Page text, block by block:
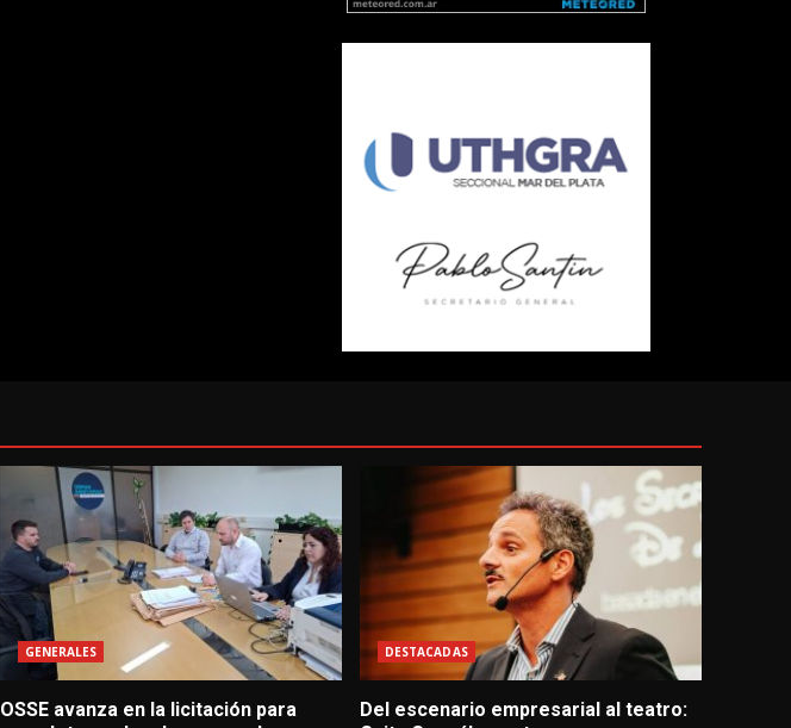
GENERALES
OSSE avanza en la licitación para
DESTACADAS
Del escenario empresarial al teatro: